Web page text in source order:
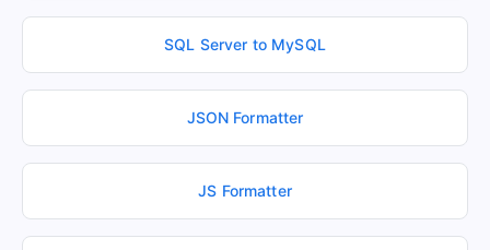
SQL Server to MySQL
JSON Formatter
JS Formatter